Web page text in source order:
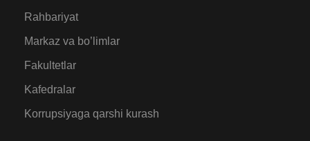
Rahbariyat
Markaz va bo’limlar
Fakultetlar
Kafedralar
Korrupsiyaga qarshi kurash